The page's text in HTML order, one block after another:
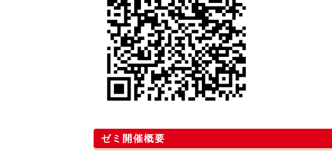
ゼミ開催概要